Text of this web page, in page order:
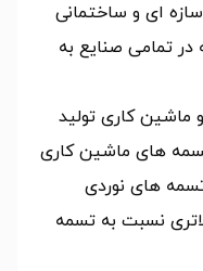
ای و ساختمانی
در تمامی صنایع به
ماشین کاری تولید
های ماشین کاری
های نوردی
نسبت به تسمه